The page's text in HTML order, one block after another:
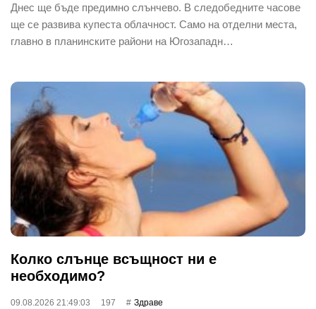
Днес ще бъде предимно слънчево. В следобедните часове
ще се развива купеста облачност. Само на отделни места,
главно в планинските райони на Югозападн…
Колко слънце всъщност ни е
необходимо?
09.08.2026 21:49:03 197 Здраве